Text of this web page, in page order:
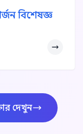
বিশেষজ্ঞ
দেখুন